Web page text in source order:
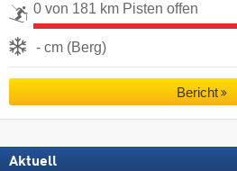
0 von 181 km Pisten offen
- cm (Berg)
Bericht
Aktuell